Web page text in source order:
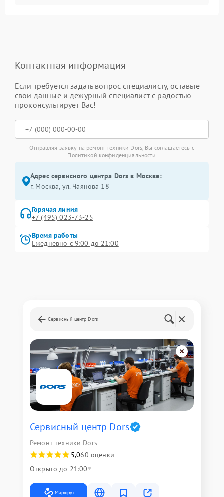
Контактная информация
Если требуется задать вопрос специалисту, оставьте
свои данные и дежурный специалист с радостью
проконсультирует Вас!
Отправляя заявку на ремонт техники Dors, Вы соглашаетесь с
Политикой конфиденциальности
Адрес сервисного центра Dors в Москве:
г. Москва, ул. Чаянова 18
Горячая линия
+7 (495) 023-73-25
Время работы
Ежедневно с 9:00 до 21:00
Сервисный центр Dors
Сервисный центр Dors
Ремонт техники Dors
5,060 оценки
Открыто до 21:00
Маршрут